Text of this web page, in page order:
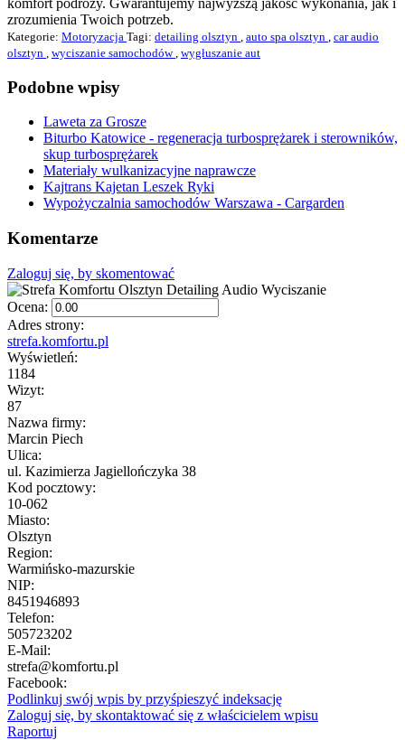
zrozumienia Twoich potrzeb.
Kategorie: Motoryzacja Tagi: detailing olsztyn auto spa olsztyn
car audio
olsztyn
wyciszanie samochodów wygłuszanie aut
Podobne wpisy
Laweta za Grosze
Biturbo Katowice - regeneracja turbosprężarek i sterowników,
skup turbosprężarek
Materiały wulkanizacyjne naprawcze
Kajtrans Kajetan Leszek Ryki
Wypożyczalnia samochodów Warszawa - Cargarden
Komentarze
Zaloguj się, by skomentować
Ocena:
Adres strony:
strefa.komfortu.pl
Wyświetleń:
1184
Wizyt:
87
Nazwa firmy:
Marcin Piech
Ulica:
ul. Kazimierza Jagiellończyka 38
Kod pocztowy:
10-062
Miasto:
Olsztyn
Region:
Warmińsko-mazurskie
NIP:
8451946893
Telefon:
505723202
E-Mail:
strefa@komfortu.pl
Facebook:
Podlinkuj swój wpis by przyśpieszyć indeksację
Zaloguj się, by skontaktować się z właścicielem wpisu
Raportuj